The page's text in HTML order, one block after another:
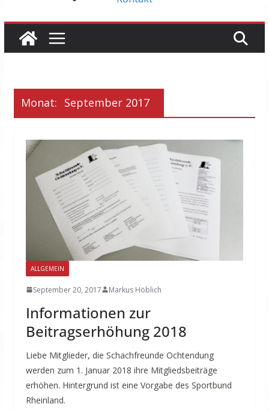
Monat: September 2017
ALLGEMEIN
September 20, 2017 Markus Höblich
Informationen zur
Beitragserhöhung 2018
Liebe Mitglieder, die Schachfreunde Ochtendung
werden zum 1. Januar 2018 ihre Mitgliedsbeiträge
erhöhen. Hintergrund ist eine Vorgabe des Sportbund
Rheinland.